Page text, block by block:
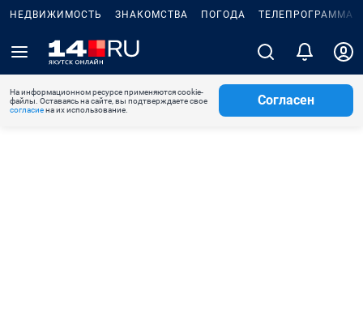
НЕДВИЖИМОСТЬ ЗНАКОМСТВА ПОГОДА ТЕЛЕПРОГРАММА
На информационном ресурсе применяются cookie-
файлы. Оставаясь на сайте, вы подтверждаете свое
согласиена их использование.
Согласен